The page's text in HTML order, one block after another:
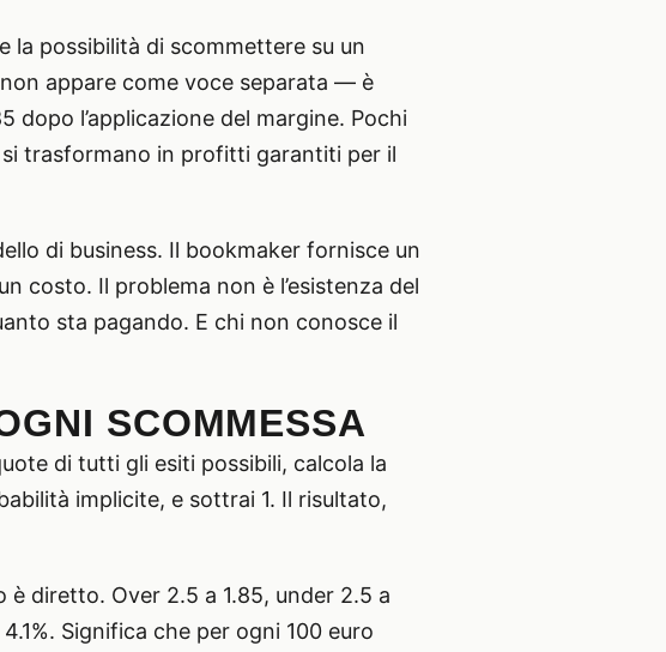
la possibilità di scommettere su un
appare come voce separata — è
dopo l’applicazione del margine. Pochi
trasformano in profitti garantiti per il
di business. Il bookmaker fornisce un
costo. Il problema non è l’esistenza del
sta pagando. E chi non conosce il
SCOMMESSA
di tutti gli esiti possibili, calcola la
implicite, e sottrai 1. Il risultato,
diretto. Over 2.5 a 1.85, under 2.5 a
Significa che per ogni 100 euro